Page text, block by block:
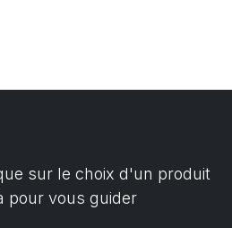
sur le choix d'un produit
pour vous guider